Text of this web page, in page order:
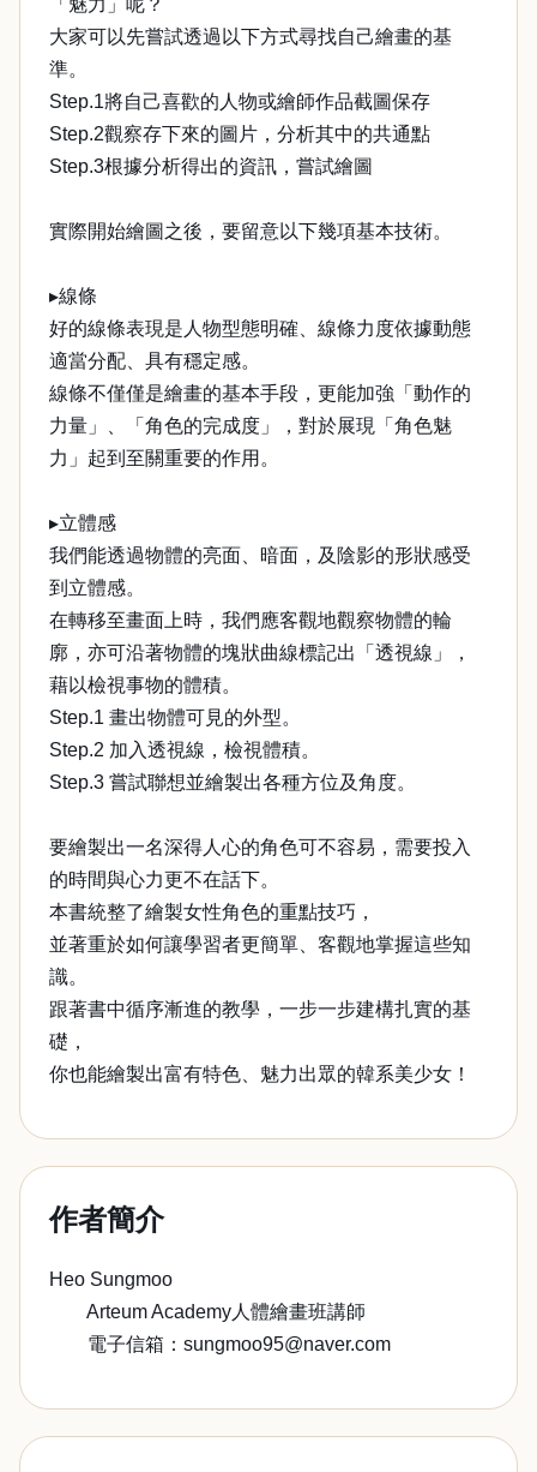
「魅力」呢？
大家可以先嘗試透過以下方式尋找自己繪畫的基
準。
Step.1將自己喜歡的人物或繪師作品截圖保存
Step.2觀察存下來的圖片，分析其中的共通點
Step.3根據分析得出的資訊，嘗試繪圖
實際開始繪圖之後，要留意以下幾項基本技術。
▸線條
好的線條表現是人物型態明確、線條力度依據動態
適當分配、具有穩定感。
線條不僅僅是繪畫的基本手段，更能加強「動作的
力量」、「角色的完成度」，對於展現「角色魅
力」起到至關重要的作用。
▸立體感
我們能透過物體的亮面、暗面，及陰影的形狀感受
到立體感。
在轉移至畫面上時，我們應客觀地觀察物體的輪
廓，亦可沿著物體的塊狀曲線標記出「透視線」，
藉以檢視事物的體積。
Step.1 畫出物體可見的外型。
Step.2 加入透視線，檢視體積。
Step.3 嘗試聯想並繪製出各種方位及角度。
要繪製出一名深得人心的角色可不容易，需要投入
的時間與心力更不在話下。
本書統整了繪製女性角色的重點技巧，
並著重於如何讓學習者更簡單、客觀地掌握這些知
識。
跟著書中循序漸進的教學，一步一步建構扎實的基
礎，
你也能繪製出富有特色、魅力出眾的韓系美少女！
作者簡介
Heo Sungmoo
Arteum Academy人體繪畫班講師
電子信箱：sungmoo95@naver.com